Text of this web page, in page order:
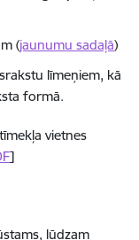
(jaunumu sadaļā)
līmeņiem, kā
formā.
vietnes
]
lūdzam